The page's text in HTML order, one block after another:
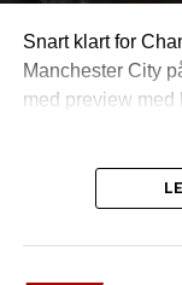
Snart klart for
Manchester City
med preview med